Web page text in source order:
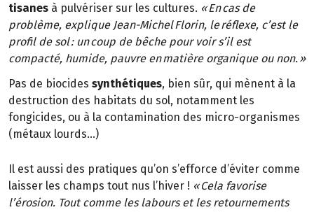
tisanes à pulvériser sur les cultures. « En cas de
problème, explique Jean-Michel Florin, le réflexe, c’est le
profil de sol : un coup de bêche pour voir s’il est
compacté, humide, pauvre en matière organique ou non. »
Pas de biocides synthétiques, bien sûr, qui mènent à la
destruction des habitats du sol, notamment les
fongicides, ou à la contamination des micro-organismes
(métaux lourds…)
Il est aussi des pratiques qu’on s’efforce d’éviter comme
laisser les champs tout nus l’hiver ! « Cela favorise
l’érosion. Tout comme les labours et les retournements